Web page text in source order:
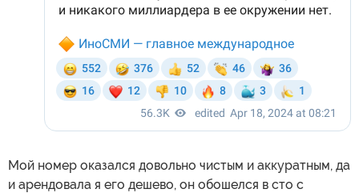
Мой номер оказался довольно чистым и аккуратным, да
и арендовала я его дешево, он обошелся в сто с